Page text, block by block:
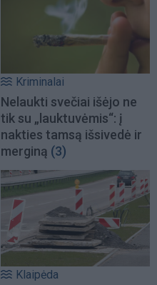
Kriminalai
Nelaukti svečiai išėjo ne
tik su „lauktuvėmis“: į
nakties tamsą išsivedė ir
merginą (3)
Klaipėda